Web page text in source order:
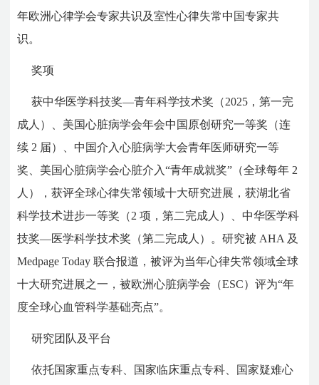
年欧洲心律学会专家共识及室性心律失常中国专家共
识。
奖项
获中华医学科技奖—青年科学技术奖（2025，第一完
成人）、美国心脏病学会年会中国原创研究一等奖（连
续 2 届）、中国介入心脏病学大会青年医师研究一等
奖、美国心脏病学会心脏介入“青年成就奖”（全球每年 2
人），获评全球心律失常领域十大研究进展，获湖北省
科学技术进步一等奖（2 项，第二完成人）、中华医学科
技奖—医学科学技术奖（第二完成人）。研究被 AHA 及
Medpage Today 联合报道，被评为当年心律失常领域全球
十大研究进展之一，被欧洲心脏病学会（ESC）评为“年
度全球心血管科学基础亮点”。
研究团队及平台
依托国家重点专科、国家临床重点专科、国家疑难心